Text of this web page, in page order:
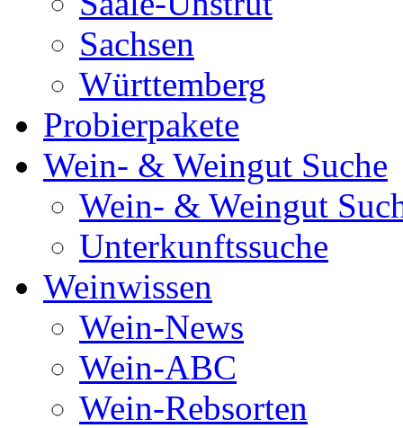
Sachsen
Württemberg
Probierpakete
Wein- & Weingut Suche
Wein- & Weingut
Unterkunftssuche
Weinwissen
Wein-News
Wein-ABC
Wein-Rebsorten